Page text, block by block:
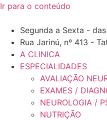
Ir para o conteúdo
Segunda a Sexta -
Rua Jarinú, nº 413 -
A CLINICA
ESPECIALIDADES
AVALIAÇÃO
EXAMES /
NEUROLOGIA /
NUTRIÇÃO